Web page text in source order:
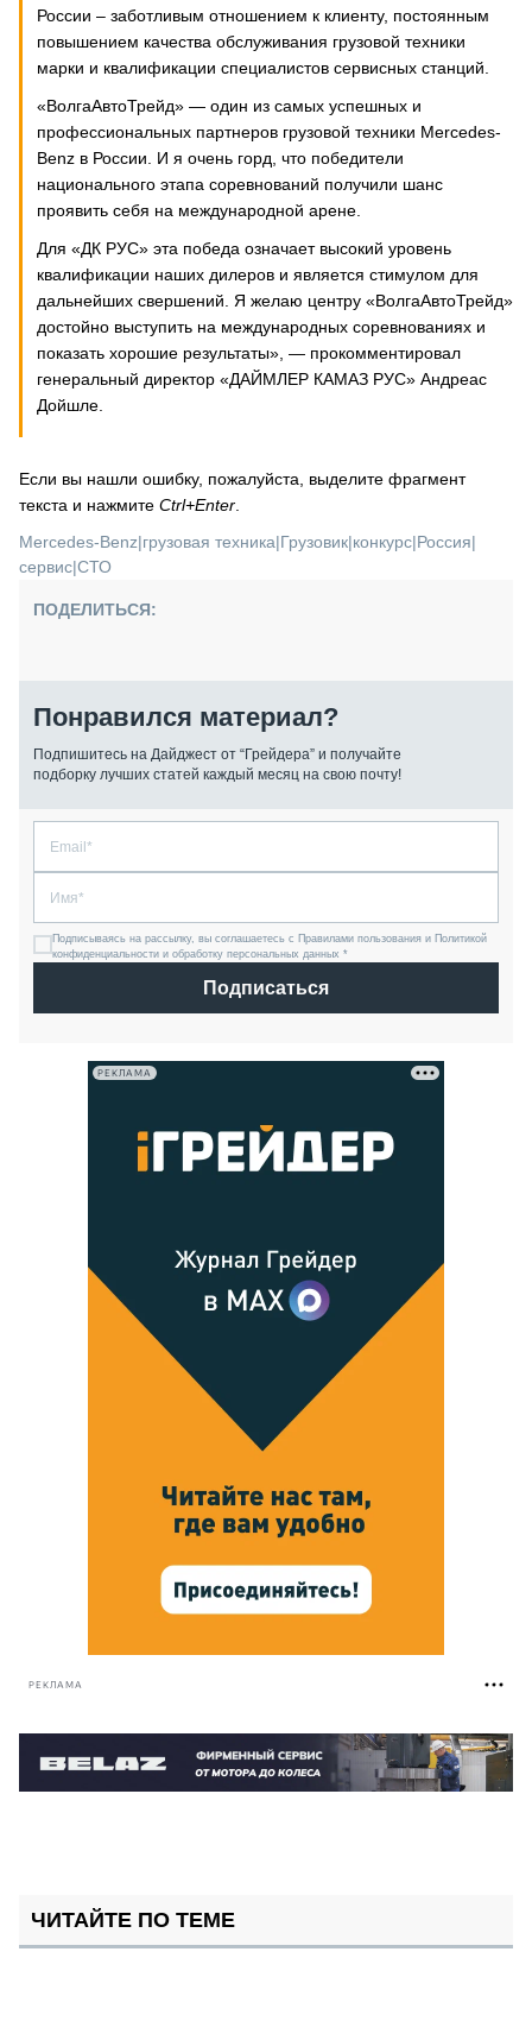
России – заботливым отношением к клиенту, постоянным
повышением качества обслуживания грузовой техники
марки и квалификации специалистов сервисных станций.
«ВолгаАвтоТрейд» — один из самых успешных и
профессиональных партнеров грузовой техники Mercedes-
Benz в России. И я очень горд, что победители
национального этапа соревнований получили шанс
проявить себя на международной арене.
Для «ДК РУС» эта победа означает высокий уровень
квалификации наших дилеров и является стимулом для
дальнейших свершений. Я желаю центру «ВолгаАвтоТрейд»
достойно выступить на международных соревнованиях и
показать хорошие результаты», — прокомментировал
генеральный директор «ДАЙМЛЕР КАМАЗ РУС» Андреас
Дойшле.
Если вы нашли ошибку, пожалуйста, выделите фрагмент
текста и нажмите Ctrl+Enter
Mercedes-Benz|грузовая техника|Грузовик|конкурс|Россия|
сервис|СТО
ПОДЕЛИТЬСЯ:
Понравился материал?
Подпишитесь на Дайджест от “Грейдера” и получайте
подборку лучших статей каждый месяц на свою почту!
Подписываясь на рассылку, вы соглашаетесь с Правилами пользования и Политикой
конфиденциальности и обработку персональных данных *
Подписаться
РЕКЛАМА
РЕКЛАМА
ЧИТАЙТЕ ПО ТЕМЕ